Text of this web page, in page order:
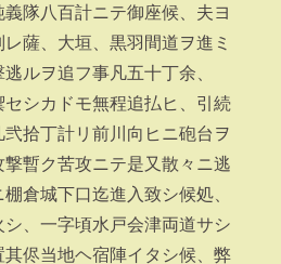
隊八百計ニテ御座候、夫ヨ
薩、大垣、黒羽間道ヲ進ミ
ルヲ追フ事凡五十丁余、
シカドモ無程追払ヒ、引続
拾丁計リ前川向ヒニ砲台ヲ
暫ク苦攻ニテ是又散々ニ逃
倉城下口迄進入致シ候処、
、一字頃水戸会津両道サシ
侭当地ヘ宿陣イタシ候、弊